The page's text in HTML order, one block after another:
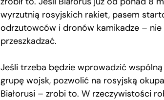
wyrzutnią rosyjskich rakiet, pasem
odrzutowców i dronów kamikadze –
przeszkadzać.
Jeśli trzeba będzie wprowadzić
grupę wojsk, pozwolić na rosyjską
Białorusi – zrobi to. W rzeczywistości